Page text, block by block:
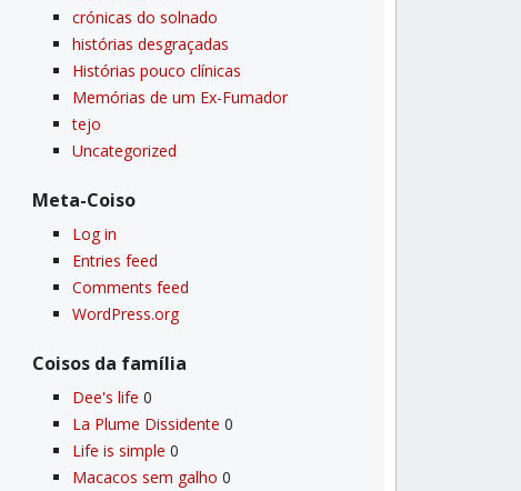
crónicas do solnado
histórias desgraçadas
Histórias pouco clí­nicas
Memórias de um Ex-Fumador
tejo
Uncategorized
Meta-Coiso
Log in
Entries feed
Comments feed
WordPress.org
Coisos da famí­lia
Dee's life 0
La Plume Dissidente 0
Life is simple 0
Macacos sem galho 0